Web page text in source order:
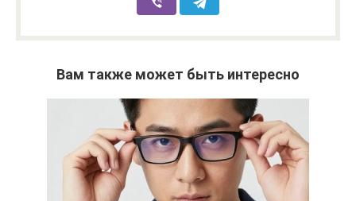
Вам также может быть интересно